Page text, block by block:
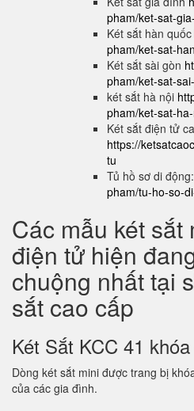
pham/ket-sat-
Két sắt hàn quốc
pham/ket-sat-
Két sắt sài gòn
pham/ket-sat-
két sắt hà nội
pham/ket-sat-
Két sắt điện tử
https://
tu
Tủ hồ sơ di động:
pham/tu-ho-so-
Các mẫu két sắt
điện tử hiện
chuộng nhất tại
sắt cao cấp
Két Sắt KCC 41
Dòng két sắt mini được trang bị
của các gia đình.